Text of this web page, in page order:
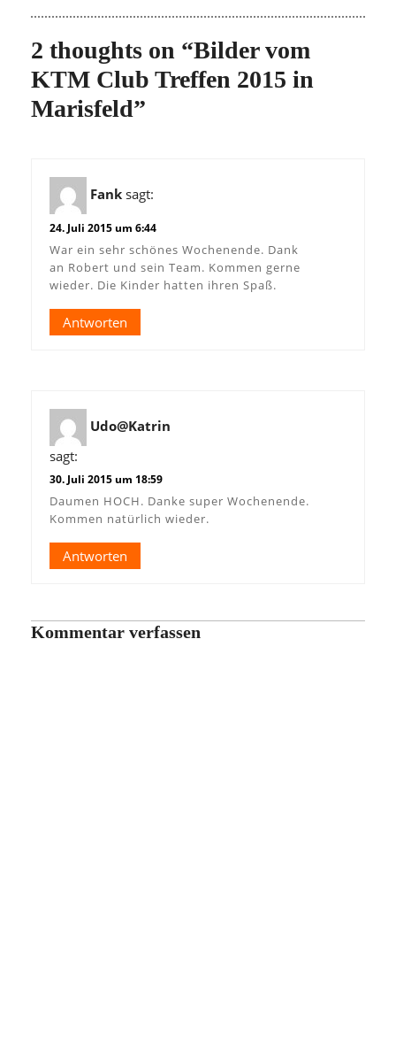
2 thoughts on “Bilder vom
KTM Club Treffen 2015 in
Marisfeld”
Fank sagt:
24. Juli 2015 um 6:44
War ein sehr schönes Wochenende. Dank
an Robert und sein Team. Kommen gerne
wieder. Die Kinder hatten ihren Spaß.
Antworten
Udo@Katrin
sagt:
30. Juli 2015 um 18:59
Daumen HOCH. Danke super Wochenende.
Kommen natürlich wieder.
Antworten
Kommentar verfassen